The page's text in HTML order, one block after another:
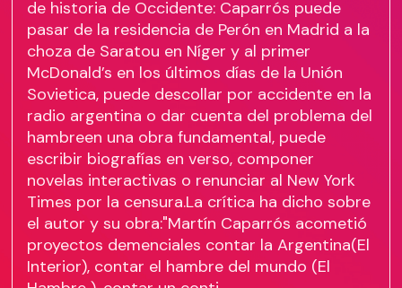
de historia de Occidente: Caparrós puede
pasar de la residencia de Perón en Madrid a la
choza de Saratou en Níger y al primer
McDonald’s en los últimos días de la Unión
Sovietica, puede descollar por accidente en la
radio argentina o dar cuenta del problema del
hambreen una obra fundamental, puede
escribir biografías en verso, componer
novelas interactivas o renunciar al New York
Times por la censura.La crítica ha dicho sobre
el autor y su obra:"Martín Caparrós acometió
proyectos demenciales contar la Argentina(El
Interior), contar el hambre del mundo (El